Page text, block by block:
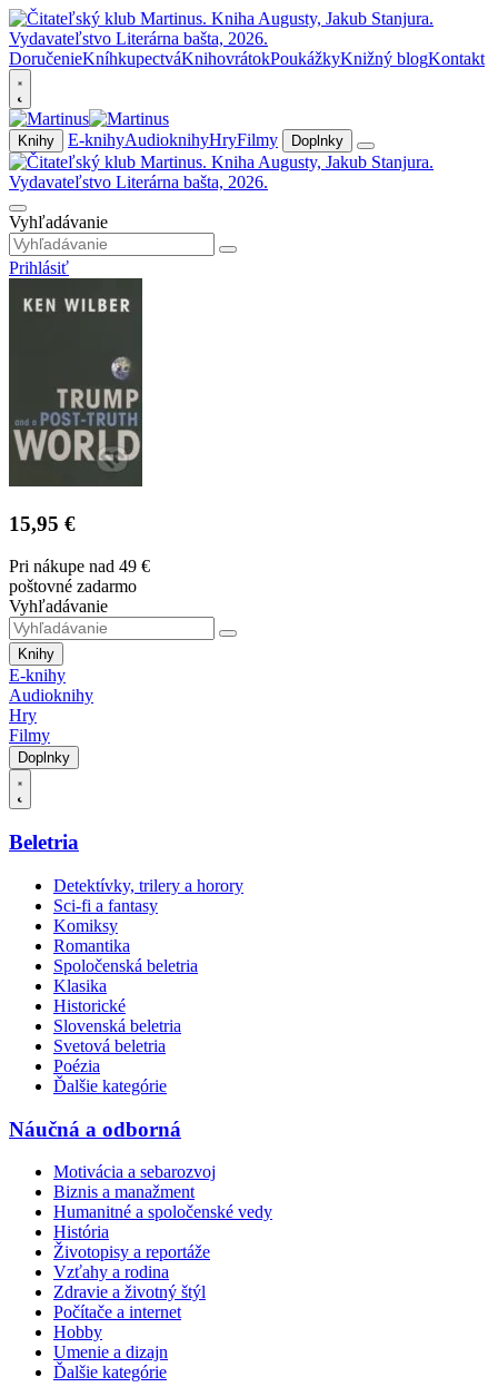
DoručenieKníhkupectváKnihovrátokPoukážkyKnižný blogKontakt
Knihy E-knihyAudioknihyHryFilmy Doplnky
Vyhľadávanie
Prihlásiť
15,95 €
Pri nákupe nad 49 €
poštovné zadarmo
Vyhľadávanie
Knihy
E-knihy
Audioknihy
Hry
Filmy
Doplnky
Beletria
Detektívky, trilery a horory
Sci-fi a fantasy
Komiksy
Romantika
Spoločenská beletria
Klasika
Historické
Slovenská beletria
Svetová beletria
Poézia
Ďalšie kategórie
Náučná a odborná
Motivácia a sebarozvoj
Biznis a manažment
Humanitné a spoločenské vedy
História
Životopisy a reportáže
Vzťahy a rodina
Zdravie a životný štýl
Počítače a internet
Hobby
Umenie a dizajn
Ďalšie kategórie